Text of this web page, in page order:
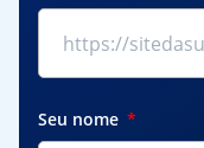
Seu nome